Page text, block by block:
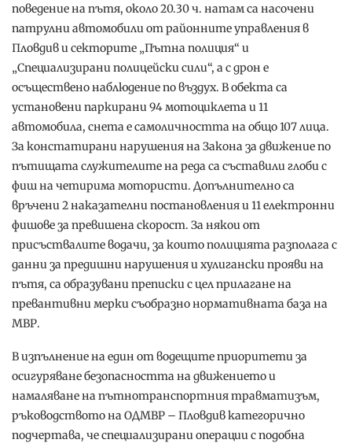
поведение на пътя, около 20.30 ч. натам са насочени
патрулни автомобили от районните управления в
Пловдив и секторите „Пътна полиция“ и
„Специализирани полицейски сили“, а с дрон е
осъществено наблюдение по въздух. В обекта са
установени паркирани 94 мотоциклета и 11
автомобила, снета е самоличността на общо 107 лица.
За констатирани нарушения на Закона за движение по
пътищата служителите на реда са съставили глоби с
фиш на четирима мотористи. Допълнително са
връчени 2 наказателни постановления и 11 електронни
фишове за превишена скорост. За някои от
присъствалите водачи, за които полицията разполага с
данни за предишни нарушения и хулигански прояви на
пътя, са образувани преписки с цел прилагане на
превантивни мерки съобразно нормативната база на
МВР.
В изпълнение на един от водещите приоритети за
осигуряване безопасността на движението и
намаляване на пътнотранспортния травматизъм,
ръководството на ОДМВР – Пловдив категорично
подчертава, че специализирани операции с подобна